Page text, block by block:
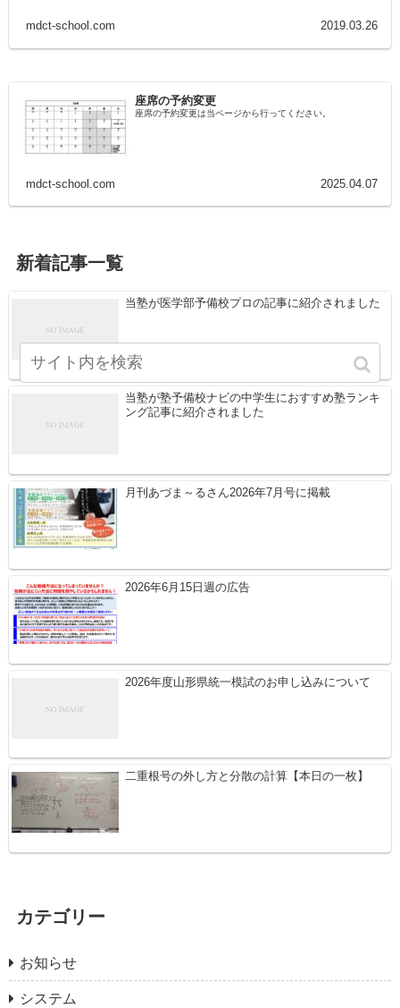
mdct-school.com 2019.03.26
座席の予約変更
座席の予約変更は当ページから行ってください。
mdct-school.com 2025.04.07
新着記事一覧
当塾が医学部予備校プロの記事に紹介されました
当塾が塾予備校ナビの中学生におすすめ塾ランキ
ング記事に紹介されました
月刊あづま～るさん2026年7月号に掲載
2026年6月15日週の広告
2026年度山形県統一模試のお申し込みについて
二重根号の外し方と分散の計算【本日の一枚】
カテゴリー
お知らせ
システム